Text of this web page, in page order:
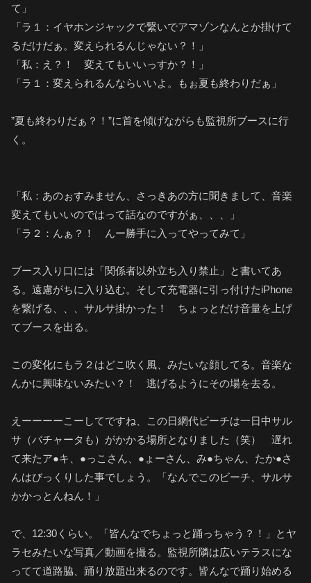
て」
「ラ１：イヤホンジャックで繋いでアマゾンなんとか掛けて
るだけだぁ。変えられるんじゃない？！」
「私：え？！ 変えてもいいっすか？！」
「ラ１：変えられるんならいいよ。もぉ夏も終わりだぁ」
”夏も終わりだぁ？！”に首を傾げながらも監視所ブースに行
く。
「私：あのぉすみません、さっきあの方に聞きまして、音楽
変えてもいいのではって話なのですがぁ、、、」
「ラ２：んぁ？！ んー勝手に入ってやってみて」
ブース入り口には「関係者以外立ち入り禁止」と書いてあ
る。遠慮がちに入り込む。そして充電器に引っ付けたiPhone
を繋げる、、、サルサ掛かった！ ちょっとだけ音量を上げ
てブースを出る。
この変化にもラ２はどこ吹く風、みたいな顔してる。音楽な
んかに興味ないみたい？！ 逃げるようにその場を去る。
えーーーーこーしてですね、この日網代ビーチは一日中サル
サ（バチャータも）がかかる場所となりました（笑） 遅れ
て来たア●キ、●っこさん、●ょーさん、み●ちゃん、たか●さ
んはびっくりした事でしょう。「なんでこのビーチ、サルサ
かかっとんねん！」
で、12:30くらい。「皆んなでちょっと踊っちゃう？！」とヤ
ラセみたいな写真／動画を撮る。監視所隣は広いテラスにな
ってて道路脇、踊り放題出来るのです。皆んなで踊り始める